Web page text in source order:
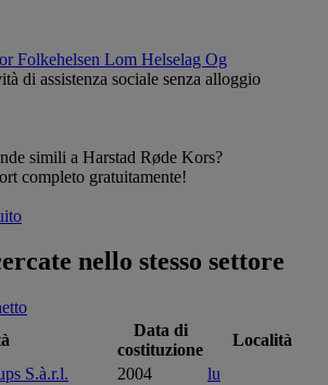
Folkehelsen Lom Helselag Og
di assistenza sociale senza alloggio
simili a Harstad Røde Kors?
completo gratuitamente!
nello stesso settore
Data di
costituzione
Località
S.à.r.l.
2004
lu